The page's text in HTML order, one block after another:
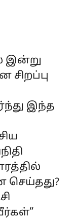
இன்று
இந்த
செய்தது?